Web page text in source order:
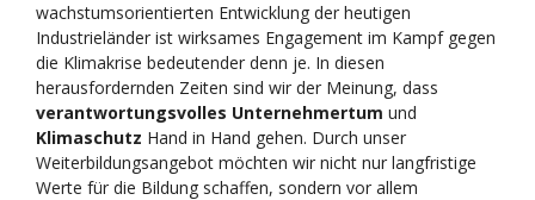
wachstumsorientierten Entwicklung der heutigen
Industrieländer ist wirksames Engagement im Kampf gegen
die Klimakrise bedeutender denn je. In diesen
herausfordernden Zeiten sind wir der Meinung, dass
verantwortungsvolles Unternehmertum und
Klimaschutz Hand in Hand gehen. Durch unser
Weiterbildungsangebot möchten wir nicht nur langfristige
Werte für die Bildung schaffen, sondern vor allem